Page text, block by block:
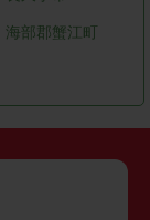
海部郡蟹江町